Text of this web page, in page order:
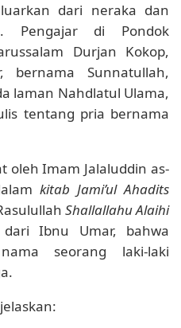
dari neraka dan
Pengajar di Pondok
Durjan Kokop,
bernama Sunnatullah,
laman Nahdlatul Ulama,
tentang pria bernama
oleh Imam Jalaluddin as-
kitab Jami’ul Ahadits
Shallallahu Alaihi
Ibnu Umar, bahwa
seorang laki-laki